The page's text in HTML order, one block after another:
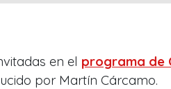
en el programa de
por Martín Cárcamo.